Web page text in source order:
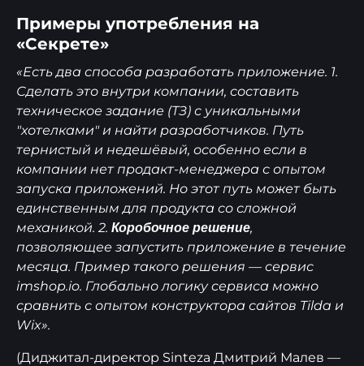
Примеры употребления на
«Секрете»
«Есть два способа разработать приложение. 1.
Сделать это внутри компании, составить
техническое задание (ТЗ) с уникальными
"хотелками" и найти разработчиков. Путь
тернистый и недешёвый, особенно если в
компании нет продакт-менеджера с опытом
запуска приложений. Но этот путь может быть
единственным для продукта со сложной
механикой. 2. Коробочное решение,
позволяющее запустить приложение в течение
месяца. Пример такого решения — сервис
imshop.io. Глобально логику сервиса можно
сравнить с опытом конструктора сайтов Tilda и
Wix».
(Диджитал-директор Sinteza Дмитрий Малев —